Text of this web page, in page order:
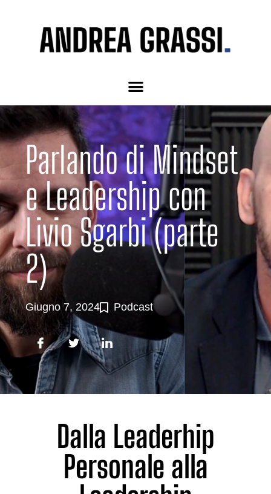
Parlando di Mindset
e Leadership con
Livio Sgarbi (parte
2)
Giugno 7, 2024 Podcast
Dalla Leaderhip
Personale alla